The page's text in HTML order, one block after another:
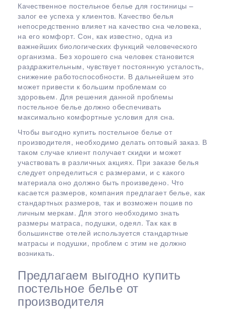
Качественное постельное белье для гостиницы –
залог ее успеха у клиентов. Качество белья
непосредственно влияет на качество сна человека,
на его комфорт. Сон, как известно, одна из
важнейших биологических функций человеческого
организма. Без хорошего сна человек становится
раздражительным, чувствует постоянную усталость,
снижение работоспособности. В дальнейшем это
может привести к большим проблемам со
здоровьем. Для решения данной проблемы
постельное белье должно обеспечивать
максимально комфортные условия для сна.
Чтобы выгодно купить постельное белье от
производителя, необходимо делать оптовый заказ. В
таком случае клиент получает скидки и может
участвовать в различных акциях. При заказе белья
следует определиться с размерами, и с какого
материала оно должно быть произведено. Что
касается размеров, компания предлагает белье, как
стандартных размеров, так и возможен пошив по
личным меркам. Для этого необходимо знать
размеры матраса, подушки, одеял. Так как в
большинстве отелей используется стандартные
матрасы и подушки, проблем с этим не должно
возникать.
Предлагаем выгодно купить
постельное белье от
производителя